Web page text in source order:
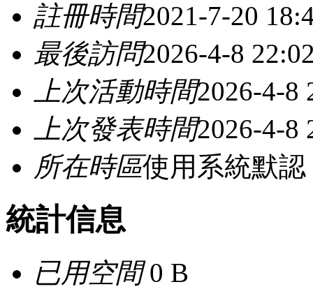
註冊時間2021-7-20
最後訪問2026-4-8
上次活動時間2026-4-8
上次發表時間2026-4-8
所在時區使用系統默認
統計信息
已用空間0 B